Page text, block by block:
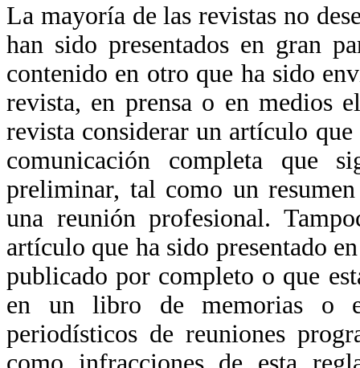
La mayoría de las revistas no
han sido presentados en gran
contenido en otro que ha sido
revista, en prensa o en medios
revista considerar un artículo
comunicación completa que
preliminar, tal como un
una reunión profesional.
artículo que ha sido presentado
publicado por completo o que
en un libro de memorias o
periodísticos de reuniones